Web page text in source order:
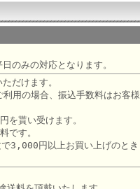
のみの対応となります。
だけます。
用の場合、振込手数料はお客様
を貰い受けます。
です。
3,000円以上お買い上げのとき